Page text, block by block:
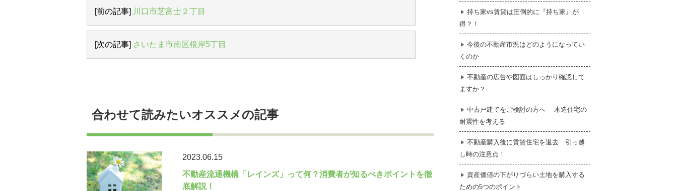
[前の記事] 川口市芝富士２丁目
[次の記事] さいたま市南区根岸5丁目
合わせて読みたいオススメの記事
2023.06.15
不動産流通機構「レインズ」って何？消費者が知るべきポイントを徹
底解説！
持ち家vs賃貸は圧倒的に『持ち家』が
得？！
今後の不動産市況はどのようになってい
くのか
不動産の広告や図面はしっかり確認して
ますか？
中古戸建てをご検討の方へ 木造住宅の
耐震性を考える
不動産購入後に賃貸住宅を退去 引っ越
し時の注意点！
資産価値の下がりづらい土地を購入する
ための5つのポイント